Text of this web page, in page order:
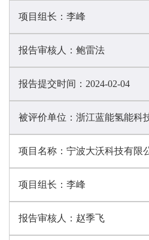
项目组长： 李峰
报告审核人： 鲍雷法
报告提交时间： 2024-02-04
被评价单位： 浙江蓝能氢能科
项目名称： 宁波大沃科技有限
项目组长： 李峰
报告审核人： 赵季飞